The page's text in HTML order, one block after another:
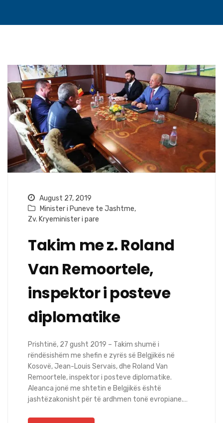
August 27, 2019
Minister i Puneve te Jashtme,
Zv. Kryeminister i pare
Takim me z. Roland
Van Remoortele,
inspektor i posteve
diplomatike
Prishtinë, 27 gusht 2019 – Takim shumë i
rëndësishëm me shefin e zyrës së Belgjikës në
Kosovë, Jean-Louis Servais, dhe Roland Van
Remoortele, inspektor i posteve diplomatike.
Aleanca jonë me shtetin e Belgjikës është
jashtëzakonisht për të ardhmen tonë evropiane.…